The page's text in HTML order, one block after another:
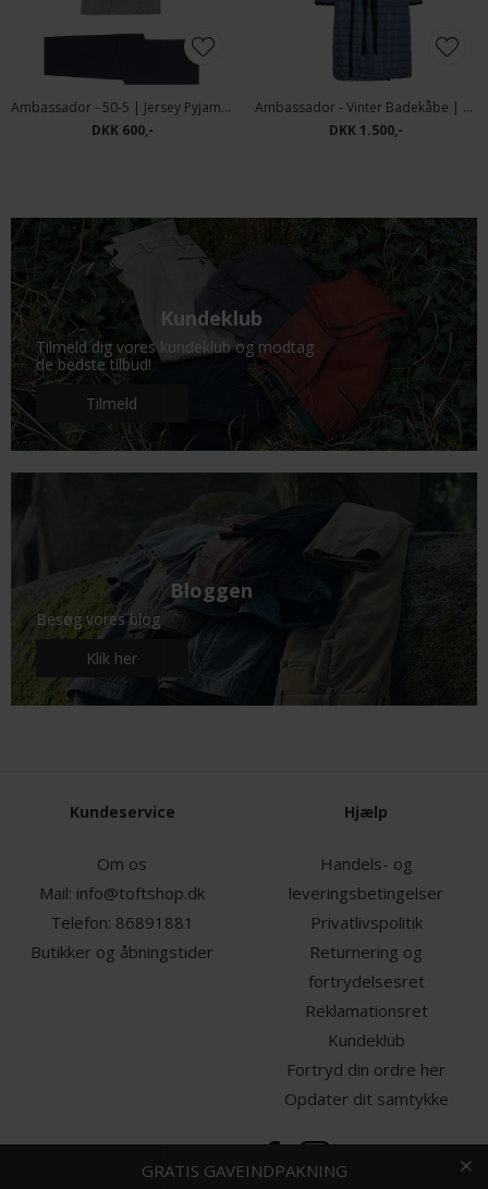
Ambassador - 50-5 | Jersey Pyjamas
DKK 600,-
Ambassador - Vinter Badekåbe | Thermobadekåbe Blå
DKK 1.500,-
Kundeklub
Tilmeld dig vores kundeklub og modtag
de bedste tilbud!
Tilmeld
Bloggen
Besøg vores blog
Klik her
GRATIS GAVEINDPAKNING
FRI FRAGT OG RETUR
HURTIG LEVERING
Kundeservice
Om os
Mail: info@toftshop.dk
Telefon: 86891881
Butikker og åbningstider
Hjælp
Handels- og
leveringsbetingelser
Privatlivspolitik
Returnering og
fortrydelsesret
Reklamationsret
Kundeklub
Fortryd din ordre her
Opdater dit samtykke